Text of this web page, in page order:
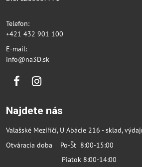
Telefon:
+421 432 901 100
E-mail:
info@na3D.sk
FacebookInstagram
Najdete nás
Valašské Meziříčí, U Abácie 216 - sklad,
Otváracia doba Po-Št 8:00-15:00
Piatok 8:00-14:00